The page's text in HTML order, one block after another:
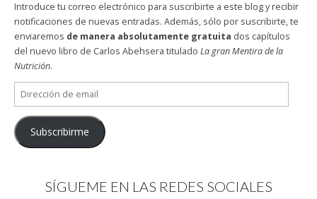
Introduce tu correo electrónico para suscribirte a este blog y recibir
notificaciones de nuevas entradas. Además, sólo por suscribirte, te
enviaremos de manera absolutamente gratuita dos capítulos
del nuevo libro de Carlos Abehsera titulado La gran Mentira de la
Nutrición.
Dirección
de
email
Subscribirme
SÍGUEME EN LAS REDES SOCIALES